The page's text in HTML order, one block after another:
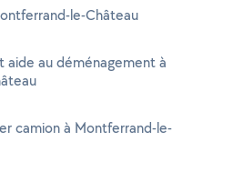
le-Château
aide au déménagement à
camion à Montferrand-le-